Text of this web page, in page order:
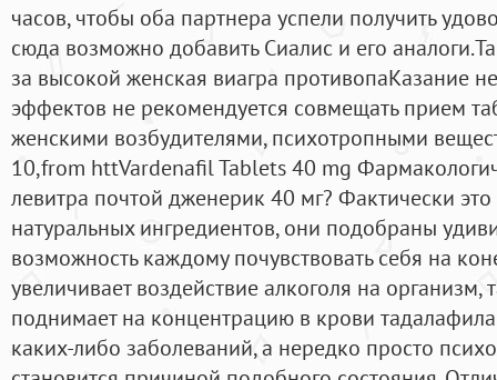
часов, чтобы оба партнера успели получить
сюда возможно добавить Сиалис и его
за высокой женская виагра противопаКазание
эффектов не рекомендуется совмещать прием
женскими возбудителями, психотропными
10,from httVardenafil Tablets 40 mg
левитра почтой дженерик 40 мг? Фактически
натуральных ингредиентов, они подобраны
возможность каждому почувствовать себя на
увеличивает воздействие алкоголя на организм,
поднимает на концентрацию в крови
каких-либо заболеваний, а нередко просто